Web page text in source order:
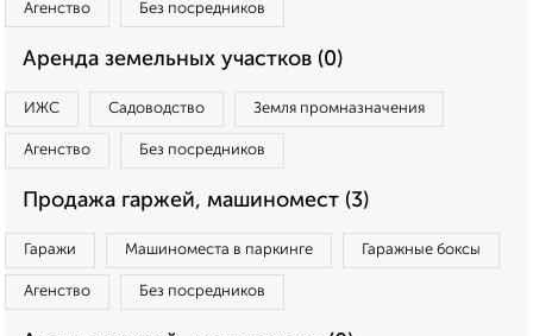
Агенство Без посредников
Аренда земельных участков (0)
ИЖС Садоводство Земля промназначения
Агенство Без посредников
Продажа гаржей, машиномест (3)
Гаражи Машиноместа в паркинге Гаражные боксы
Агенство Без посредников